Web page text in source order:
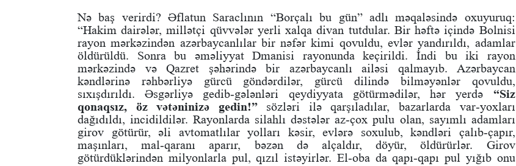
Nə baş verirdi? Əflatun Saraclının “Borçalı bu gün” adlı məqaləsində oxuyuruq:
“Hakim dairələr, millətçi qüvvələr yerli xalqa divan tutdular. Bir həftə içində Bolnisi
rayon mərkəzindən azərbaycanlılar bir nəfər kimi qovuldu, evlər yandırıldı, adamlar
öldürüldü. Sonra bu əməliyyat Dmanisi rayonunda keçirildi. İndi bu iki rayon
mərkəzində və Qazret şəhərində bir azərbaycanlı ailəsi qalmayıb. Azərbaycan
kəndlərinə rəhbərliyə gürcü göndərdilər, gürcü dilində bilməyənlər qovuldu,
sıxışdırıldı. Əsgərliyə gedib-gələnləri qeydiyyata götürmədilər, hər yerdə “Siz
qonaqsız, öz vətəninizə gedin!”sözləri ilə qarşıladılar, bazarlarda var-yoxları
dağıdıldı, incidildilər. Rayonlarda silahlı dəstələr az-çox pulu olan, sayımlı adamları
girov götürür, əli avtomatlılar yolları kəsir, evlərə soxulub, kəndləri çalıb-çapır,
maşınları, mal-qaranı aparır, bəzən də alçaldır, döyür, öldürürlər. Girov
götürdüklərindən milyonlarla pul, qızıl istəyirlər. El-oba da qapı-qapı pul yığıb onu